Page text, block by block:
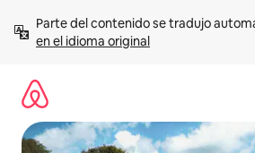
contenido
Parte del contenido se tradujo
en el idioma original